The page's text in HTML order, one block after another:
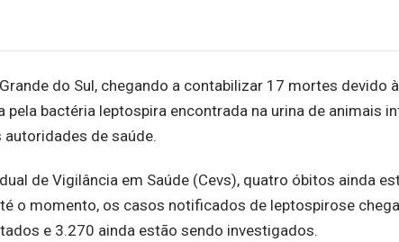
do Sul, chegando a contabilizar 17 mortes devido
bactéria leptospira encontrada na urina de animais
de saúde.
de Vigilância em Saúde (Cevs), quatro óbitos ainda
o momento, os casos notificados de leptospirose
e 3.270 ainda estão sendo investigados.